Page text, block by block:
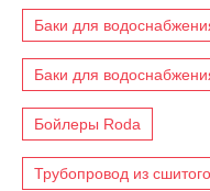
Баки для
Баки для
Бойлеры Roda
Трубопровод из